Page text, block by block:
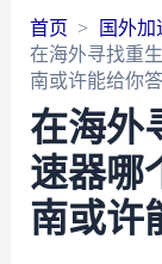
首页
国外
在海外寻找重
南或许能给你
在海外
速器哪
南或许